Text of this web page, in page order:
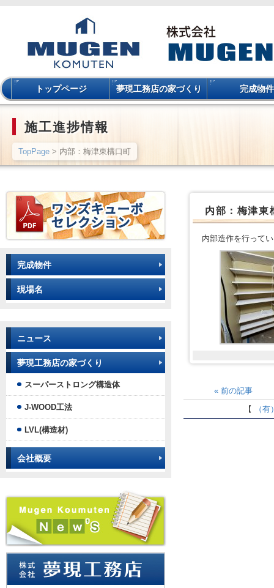
トップページ 夢現工務店の家づくり 完成物件
施工進捗情報
TopPage > 内部：梅津東構口町
内部：梅津東
内部造作を行って
« 前の記事
【
（
完成物件
現場名
ニュース
夢現工務店の家づくり
スーパーストロング構造体
J-WOOD工法
LVL(構造材)
会社概要